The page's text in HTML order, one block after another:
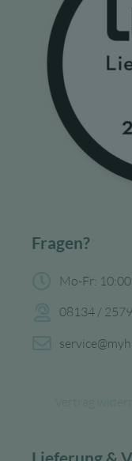
Fragen?
Mo-Fr:
08134 /